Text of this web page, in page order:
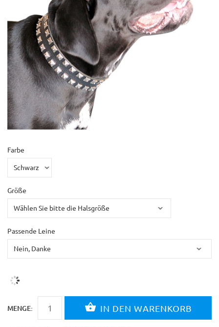
Farbe
Größe
Passende Leine
MENGE: